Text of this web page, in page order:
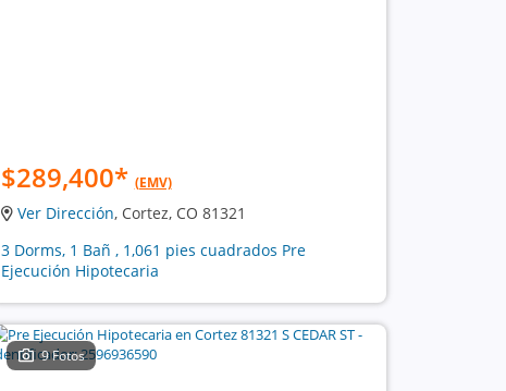
$289,400* (EMV)
Ver Dirección, Cortez, CO 81321
3 Dorms, 1 Bañ , 1,061 pies cuadrados Pre
Ejecución Hipotecaria
9 Fotos